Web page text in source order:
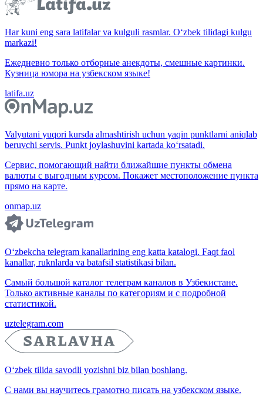
Har kuni eng sara latifalar va kulguli rasmlar. O‘zbek tilidagi kulgu
markazi!
Ежедневно только отборные анекдоты, смешные картинки.
Кузница юмора на узбекском языке!
latifa.uz
Valyutani yuqori kursda almashtirish uchun yaqin punktlarni aniqlab
beruvchi servis. Punkt joylashuvini kartada ko‘rsatadi.
Сервис, помогающий найти ближайшие пункты обмена
валюты с выгодным курсом. Покажет местоположение пункта
прямо на карте.
onmap.uz
O‘zbekcha telegram kanallarining eng katta katalogi. Faqt faol
kanallar, ruknlarda va batafsil statistikasi bilan.
Самый большой каталог телеграм каналов в Узбекистане.
Только активные каналы по категориям и с подробной
статистикой.
uztelegram.com
O‘zbek tilida savodli yozishni biz bilan boshlang.
С нами вы научитесь грамотно писать на узбекском языке.